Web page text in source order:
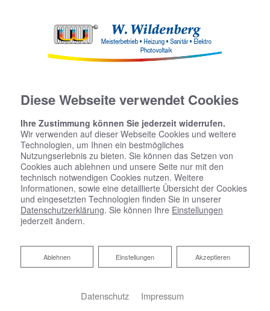
Heizen mit Solarenergie
W. Wildenberg: Ihr Partner für nachhaltiges
Diese Webseite verwendet Cookies
Ihre Zustimmung können Sie jederzeit widerrufen.
Wir verwenden auf dieser Webseite Cookies und weitere
Technologien, um Ihnen ein bestmögliches
Nutzungserlebnis zu bieten. Sie können das Setzen von
Cookies auch ablehnen und unsere Seite nur mit den
technisch notwendigen Cookies nutzen. Weitere
Informationen, sowie eine detaillierte Übersicht der Cookies
und eingesetzten Technologien finden Sie in unserer
Datenschutzerklärung. Sie können Ihre Einstellungen
jederzeit ändern.
Akzeptieren
Einstellungen
Ablehnen
Ablehnen
Datenschutz Impressum